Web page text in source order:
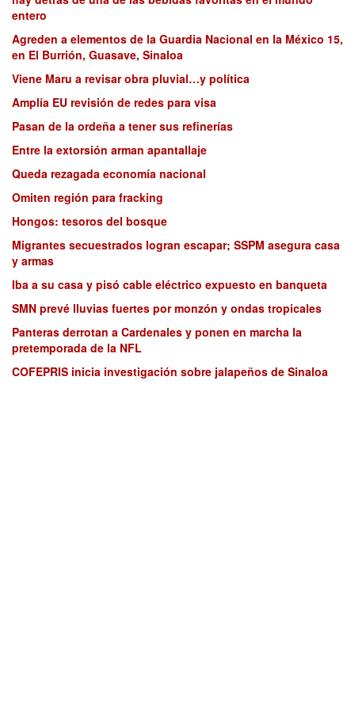
entero
Agreden a elementos de la Guardia Nacional en la México 15,
en El Burrión, Guasave, Sinaloa
Viene Maru a revisar obra pluvial…y política
Amplía EU revisión de redes para visa
Pasan de la ordeña a tener sus refinerías
Entre la extorsión arman apantallaje
Queda rezagada economía nacional
Omiten región para fracking
Hongos: tesoros del bosque
Migrantes secuestrados logran escapar; SSPM asegura casa
y armas
Iba a su casa y pisó cable eléctrico expuesto en banqueta
SMN prevé lluvias fuertes por monzón y ondas tropicales
Panteras derrotan a Cardenales y ponen en marcha la
pretemporada de la NFL
COFEPRIS inicia investigación sobre jalapeños de Sinaloa